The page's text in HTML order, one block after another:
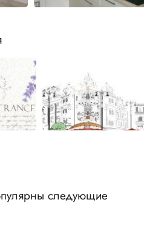
следующие